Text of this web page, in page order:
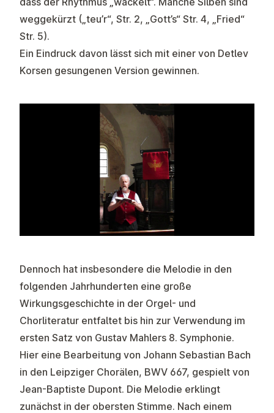
weggekürzt („teu’r“, Str. 2, „Gott’s“ Str. 4, „Fried“
Str. 5).
Ein Eindruck davon lässt sich mit einer von Detlev
Korsen gesungenen Version gewinnen.
Dennoch hat insbesondere die Melodie in den
folgenden Jahrhunderten eine große
Wirkungsgeschichte in der Orgel- und
Chorliteratur entfaltet bis hin zur Verwendung im
ersten Satz von Gustav Mahlers 8. Symphonie.
Hier eine Bearbeitung von Johann Sebastian Bach
in den Leipziger Chorälen, BWV 667, gespielt von
Jean-Baptiste Dupont. Die Melodie erklingt
zunächst in der obersten Stimme. Nach einem